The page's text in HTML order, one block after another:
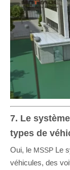
7. Le
types de
Oui, le MSSP Le
véhicules, des